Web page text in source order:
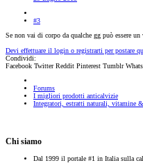
#3
Se non vai di corpo da qualche gg può essere un
Devi effettuare il login o registrarti per postare
Condividi:
Facebook Twitter Reddit Pinterest Tumblr
Forums
I migliori prodotti anticalvizie
Integratori, estratti naturali, vitamine
Chi siamo
Dal 1999 il portale #1 in Italia sulla